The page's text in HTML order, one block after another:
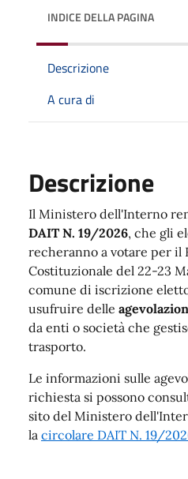
INDICE DELLA PAGINA
Descrizione
A cura di
Descrizione
Il Ministero dell'Interno
DAIT N. 19/2026, che gli
recheranno a votare per il
Costituzionale del 22-23
comune di iscrizione
usufruire delle
da enti o società che
trasporto.
Le informazioni sulle
richiesta si possono
sito del Ministero
la circolare DAIT N. 19/